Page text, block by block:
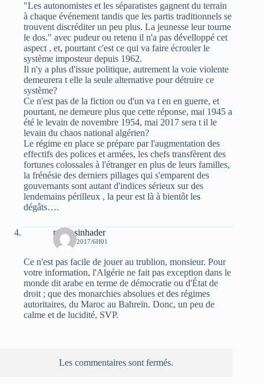
"Les autonomistes et les séparatistes gagnent du terrain
à chaque événement tandis que les partis traditionnels se
trouvent discréditer un peu plus. La jeunesse leur tourne
le dos." avec pudeur ou retenu il n'a pas dévelloppé cet
aspect , et, pourtant c'est ce qui va faire écrouler le
système imposteur depuis 1962.
Il n'y a plus d'issue politique, autrement la voie violente
demeurera t elle la seule alternative pour détruire ce
système?
Ce n'est pas de la fiction ou d'un va t en en guerre, et
pourtant, ne demeure plus que cette réponse, mai 1945 a
été le levain de novembre 1954, mai 2017 sera t il le
levain du chaos national algérien?
Le régime en place se prépare par l'augmentation des
effectifs des polices et armées, les chefs transfèrent des
fortunes colossales à l'étranger en plus de leurs familles,
la frénésie des derniers pillages qui s'emparent des
gouvernants sont autant d'indices sérieux sur des
lendemains périlleux , la peur est là à bientôt les
dégâts….
nadir sinhader
17 MAI 2017/6H01
Ce n'est pas facile de jouer au trublion, monsieur. Pour
votre information, l'Algérie ne fait pas exception dans le
monde dit arabe en terme de démocratie ou d'État de
droit ; que des monarchies absolues et des régimes
autoritaires, du Maroc au Bahreïn. Donc, un peu de
calme et de lucidité, SVP.
Les commentaires sont fermés.